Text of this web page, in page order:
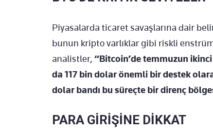
Piyasalarda ticaret savaşlarına dair
bunun kripto varlıklar gibi riskli
analistler, “Bitcoin’de temmuzun
da 117 bin dolar önemli bir destek
dolar bandı bu süreçte bir direnç
PARA GİRİŞİNE DİKKAT